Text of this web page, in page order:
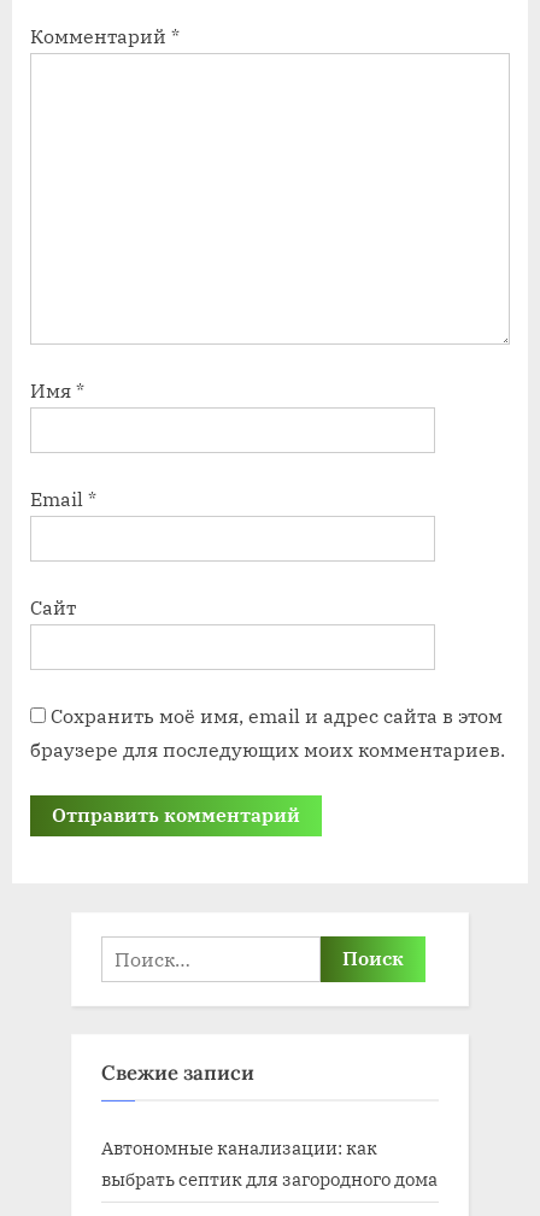
ь
Комментарий *
Имя *
Email *
Сайт
Сохранить моё имя, email и адрес сайта в этом
браузере для последующих моих комментариев.
Найти:
Свежие записи
Автономные канализации: как
выбрать септик для загородного дома